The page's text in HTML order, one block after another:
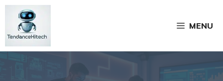
Aller
contenu
MENU